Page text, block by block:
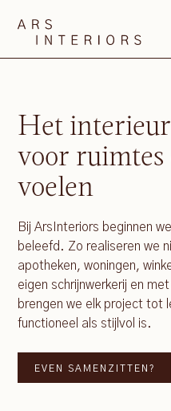
Het
voor ruimtes
voelen
Bij ArsInteriors beginnen
beleefd. Zo realiseren we
apotheken, woningen,
eigen schrijnwerkerij en
brengen we elk project tot
functioneel als stijlvol is.
EVEN SAMENZITTEN?